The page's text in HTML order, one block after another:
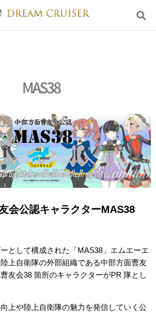
MAS38
会公認キャラクターMAS38
として構成された「MAS38」エムエーエ
上自衛隊の外部組織である中部方面曹友
友会38 箇所のキャラクターがPR 隊とし
上や陸上自衛隊の魅力を発信していく公